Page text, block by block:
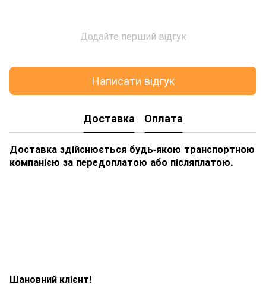
Додайте перший відгук
Написати відгук
Доставка Оплата
Доставка здійснюється будь-якою транспортною
компанією за передоплатою або післяплатою.
Шановний клієнт!